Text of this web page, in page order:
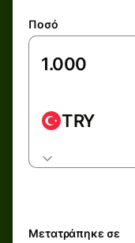
Ποσό
TRY
Μετατράπηκε σε